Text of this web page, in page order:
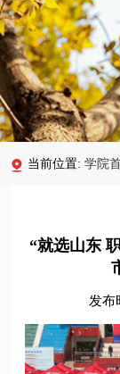
当前位置:学院
“就选山东
发布